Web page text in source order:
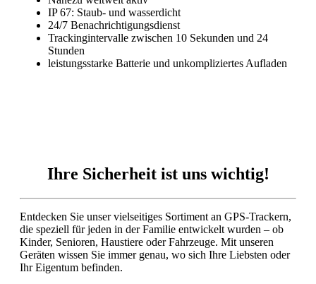
IP 67: Staub- und wasserdicht
24/7 Benachrichtigungsdienst
Trackingintervalle zwischen 10 Sekunden und 24
Stunden
leistungsstarke Batterie und unkompliziertes Aufladen
Ihre Sicherheit ist uns wichtig!
Entdecken Sie unser vielseitiges Sortiment an GPS-Trackern,
die speziell für jeden in der Familie entwickelt wurden – ob
Kinder, Senioren, Haustiere oder Fahrzeuge. Mit unseren
Geräten wissen Sie immer genau, wo sich Ihre Liebsten oder
Ihr Eigentum befinden.